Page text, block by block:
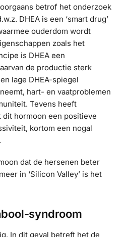
betrof het onderzoek
DHEA is een ‘smart drug’
ouderdom wordt
zoals het
is DHEA een
de productie sterk
lage DHEA-spiegel
hart- en vaatproblemen
Tevens heeft
hormoon een positieve
kortom een nogal
dat de hersenen beter
in ‘Silicon Valley’ is het
syndroom
In dit geval betreft het de